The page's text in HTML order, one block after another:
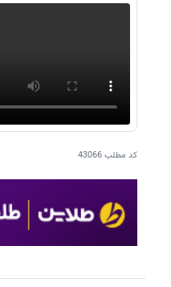
کد مطلب43066